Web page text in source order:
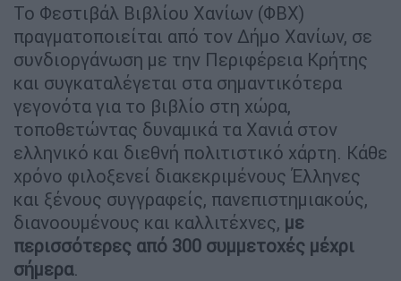
Το Φεστιβάλ Βιβλίου Χανίων (ΦΒΧ)
πραγματοποιείται από τον Δήμο Χανίων, σε
συνδιοργάνωση με την Περιφέρεια Κρήτης
και συγκαταλέγεται στα σημαντικότερα
γεγονότα για το βιβλίο στη χώρα,
τοποθετώντας δυναμικά τα Χανιά στον
ελληνικό και διεθνή πολιτιστικό χάρτη. Κάθε
χρόνο φιλοξενεί διακεκριμένους Έλληνες
και ξένους συγγραφείς, πανεπιστημιακούς,
διανοουμένους και καλλιτέχνες, με
περισσότερες από 300 συμμετοχές μέχρι
σήμερα.